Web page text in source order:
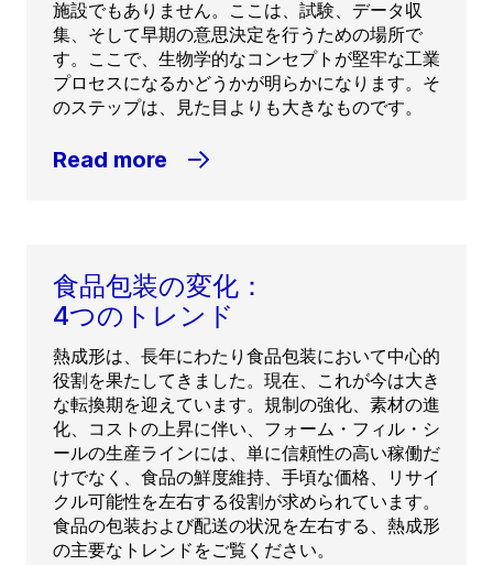
施設でもありません。ここは、試験、データ収
集、そして早期の意思決定を行うための場所で
す。ここで、生物学的なコンセプトが堅牢な工業
プロセスになるかどうかが明らかになります。そ
のステップは、見た目よりも大きなものです。
Read more
食品包装の変化：
4つのトレンド
熱成形は、長年にわたり食品包装において中心的
役割を果たしてきました。現在、これが今は大き
な転換期を迎えています。規制の強化、素材の進
化、コストの上昇に伴い、フォーム・フィル・シ
ールの生産ラインには、単に信頼性の高い稼働だ
けでなく、食品の鮮度維持、手頃な価格、リサイ
クル可能性を左右する役割が求められています。
食品の包装および配送の状況を左右する、熱成形
の主要なトレンドをご覧ください。